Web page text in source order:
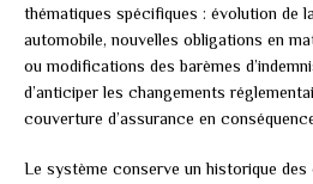
thématiques spécifiques : évolution de
automobile, nouvelles obligations en
ou modifications des barèmes
d’anticiper les changements
couverture d’assurance en
Le système conserve un historique